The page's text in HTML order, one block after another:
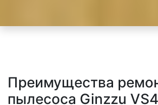
Преимущества
пылесоса Ginzzu